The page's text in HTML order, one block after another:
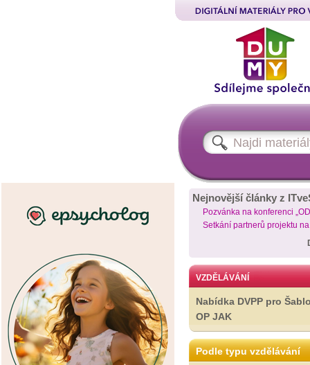
Nejnovější články z
Pozvánka na konferenci
Setkání partnerů projektu
VZDĚLÁVÁNÍ
Nabídka DVPP pro
OP JAK
Podle typu vzdělávání